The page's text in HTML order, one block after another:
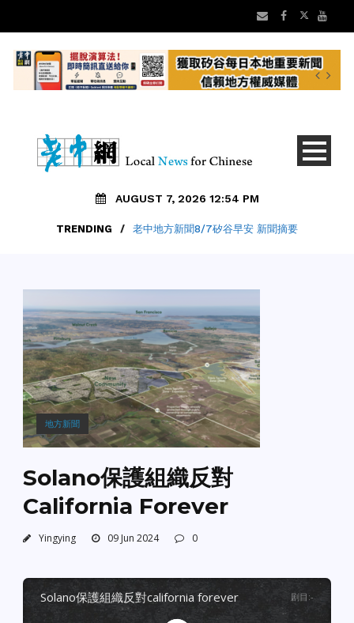
AUGUST 7, 2026 12:54 PM
TRENDING / 老中地方新聞8/7矽谷早安 新聞摘要
地方新聞
Solano保護組織反對
California Forever
Yingying 09 Jun 2024 0
solano保護組織反對california forever 剧目 :-